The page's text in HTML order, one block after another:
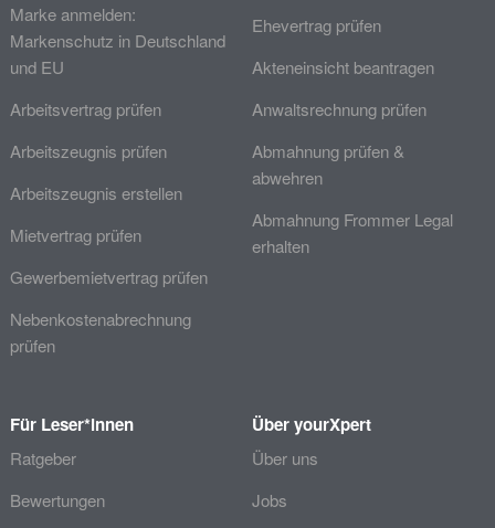
Marke anmelden:
Markenschutz in Deutschland
und EU
Arbeitsvertrag prüfen
Arbeitszeugnis prüfen
Arbeitszeugnis erstellen
Mietvertrag prüfen
Gewerbemietvertrag prüfen
Nebenkostenabrechnung
prüfen
Ehevertrag prüfen
Akteneinsicht beantragen
Anwaltsrechnung prüfen
Abmahnung prüfen &
abwehren
Abmahnung Frommer Legal
erhalten
Für Leser*innen
Ratgeber
Bewertungen
Über yourXpert
Über uns
Jobs